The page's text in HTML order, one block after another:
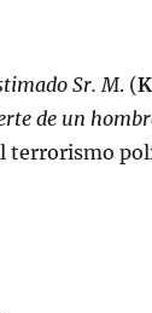
Sr. M. (
de un
terrorismo